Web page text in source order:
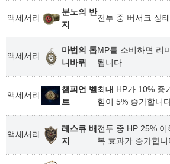
액세서리
분노의 반
지
전투 중 버서크 상
액세서리
마법의 톱
니바퀴
MP를 소비하면 리
됩니다.
액세서리
챔피언 벨
트
최대 HP가 10% 증
힘이 5% 증가합니
액세서리
레스큐 배
지
전투 중 HP 25%
복 효과가 증가합니